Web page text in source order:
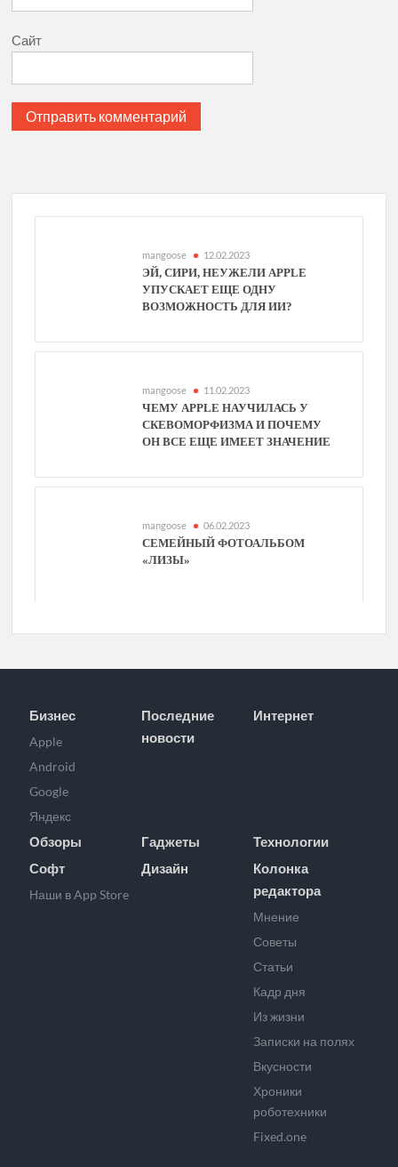
Сайт
mangoose 12.02.2023
ЭЙ, СИРИ, НЕУЖЕЛИ APPLE
УПУСКАЕТ ЕЩЕ ОДНУ
ВОЗМОЖНОСТЬ ДЛЯ ИИ?
mangoose 11.02.2023
ЧЕМУ APPLE НАУЧИЛАСЬ У
СКЕВОМОРФИЗМА И ПОЧЕМУ
ОН ВСЕ ЕЩЕ ИМЕЕТ ЗНАЧЕНИЕ
mangoose 06.02.2023
СЕМЕЙНЫЙ ФОТОАЛЬБОМ
«ЛИЗЫ»
Бизнес
Apple
Android
Google
Яндекс
Последние
новости
Интернет
Обзоры Гаджеты
Технологии
Софт
Наши в App Store
Дизайн
Колонка
редактора
Мнение
Советы
Статьи
Кадр дня
Из жизни
Записки на полях
Вкусности
Хроники
роботехники
Fixed.one